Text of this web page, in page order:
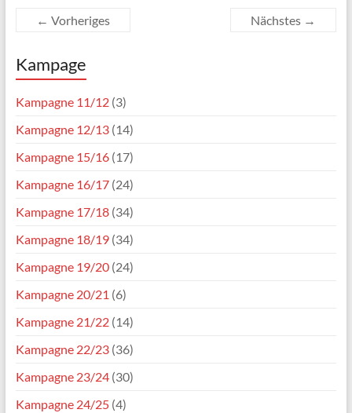
← Vorheriges Nächstes →
Kampage
Kampagne 11/12(3)
Kampagne 12/13(14)
Kampagne 15/16(17)
Kampagne 16/17(24)
Kampagne 17/18(34)
Kampagne 18/19(34)
Kampagne 19/20(24)
Kampagne 20/21 (6)
Kampagne 21/22(14)
Kampagne 22/23(36)
Kampagne 23/24(30)
Kampagne 24/25(4)